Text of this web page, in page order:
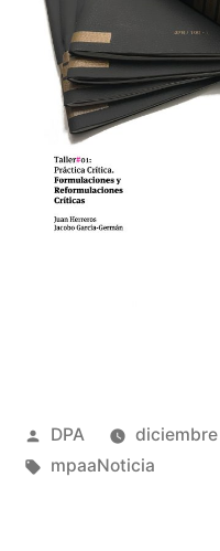
Publicado
por
DPA
Etiquetas:
mpaaNoticia